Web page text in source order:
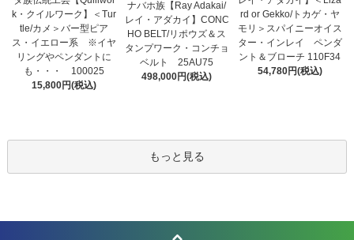
k・クイルワーク】＜Tur
tle/カメ＞バー型ピア
ス・イエロー系 ※イヤ
リングやペンダントに
も・・・ 100025
15,800円(税込)
ナバホ族【Ray Adakai/
レイ・アダカイ】CONC
HO BELT/リポウズ＆ス
タンプワーク・コンチョ
ベルト 25AU75
498,000円(税込)
rd or Gekko/トカゲ・ヤ
モリ＞スパイニーオイス
ター・インレイ ペンダ
ント＆ブローチ 110F34
54,780円(税込)
もっと見る